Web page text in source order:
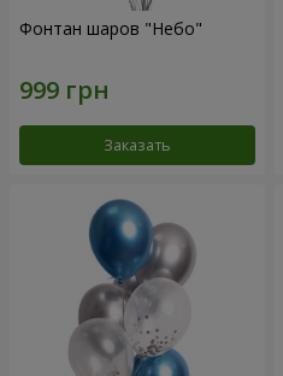
Фонтан шаров "Небо"
Заказать